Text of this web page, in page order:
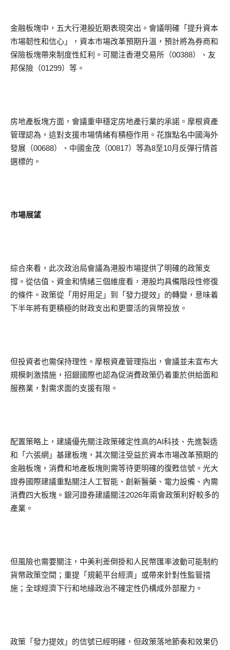
金融板塊中，五大行港股近期表現突出。會議明確「提升資本
市場韌性和信心」，資本市場改革預期升溫，預計將為券商和
保險板塊帶來制度性紅利。可關注香港交易所（00388）、友
邦保險（01299）等。
房地產板塊方面，會議重申穩定房地產行業的承諾。摩根資產
管理認為，這對支援市場情緒有積極作用。花旗點名中國海外
發展（00688）、中國金茂（00817）等為8至10月反彈行情首
選標的。
市場展望
綜合來看，此次政治局會議為港股市場提供了明確的政策支
撐。從估值、資金和情緒三個維度看，港股均具備階段性修復
的條件。政策從「用好用足」到「發力提效」的轉變，意味着
下半年將有更積極的財政支出和更靈活的貨幣投放。
但投資者也需保持理性。摩根資產管理指出，會議並未宣布大
規模刺激措施，招銀國際也認為促消費政策仍着重於供給面和
服務業，對需求面的支援有限。
配置策略上，建議優先關注政策確定性高的AI科技、先進製造
和「六張網」基建板塊，其次關注受益於資本市場改革預期的
金融板塊，消費和地產板塊則需等待更明確的復甦信號。光大
證券國際建議重點關注人工智能、創新醫藥、電力設備、內需
消費四大板塊。銀河證券建議關注2026年兩會政策利好較多的
產業。
但風險也需要關注，中美利差倒掛和人民幣匯率波動可能制約
貨幣政策空間；重提「規範平台經濟」或帶來針對性監管措
施；全球經濟下行和地緣政治不確定性仍構成外部壓力。
政策「發力提效」的信號已經明確，但政策落地節奏和效果仍